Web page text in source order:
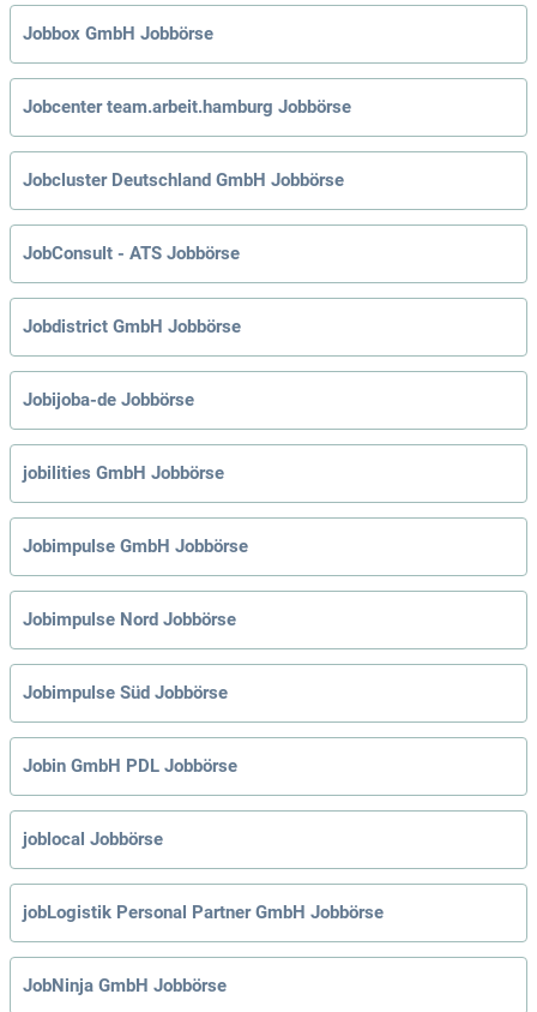
Jobbox GmbH Jobbörse
Jobcenter team.arbeit.hamburg Jobbörse
Jobcluster Deutschland GmbH Jobbörse
JobConsult - ATS Jobbörse
Jobdistrict GmbH Jobbörse
Jobijoba-de Jobbörse
jobilities GmbH Jobbörse
Jobimpulse GmbH Jobbörse
Jobimpulse Nord Jobbörse
Jobimpulse Süd Jobbörse
Jobin GmbH PDL Jobbörse
joblocal Jobbörse
jobLogistik Personal Partner GmbH Jobbörse
JobNinja GmbH Jobbörse